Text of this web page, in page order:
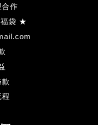
合作
袋 ★